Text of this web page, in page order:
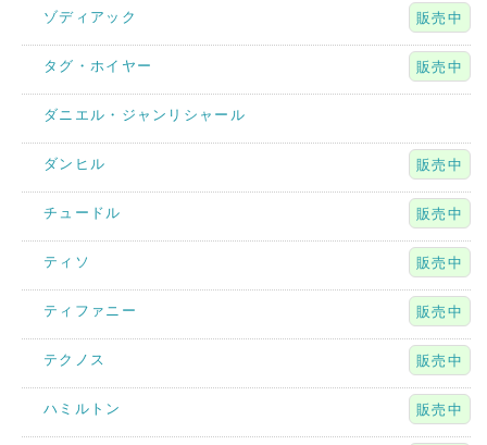
ゾディアック 販売中
タグ・ホイヤー 販売中
ダニエル・ジャンリシャール
ダンヒル 販売中
チュードル 販売中
ティソ 販売中
ティファニー 販売中
テクノス 販売中
ハミルトン 販売中